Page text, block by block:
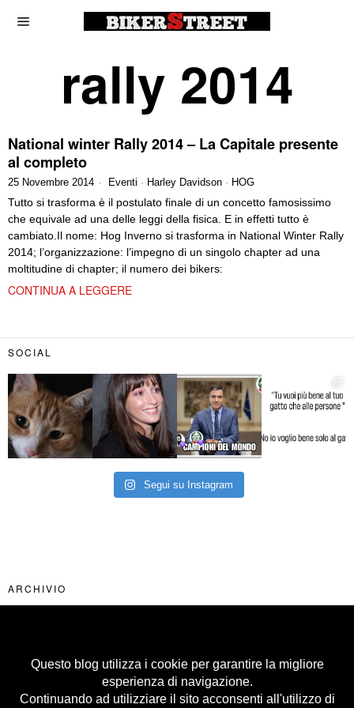
rally 2014
National winter Rally 2014 – La Capitale presente
al completo
25 Novembre 2014 Eventi · Harley Davidson · HOG
Tutto si trasforma è il postulato finale di un concetto famosissimo
che equivale ad una delle leggi della fisica. E in effetti tutto è
cambiato.Il nome: Hog Inverno si trasforma in National Winter Rally
2014; l’organizzazione: l’impegno di un singolo chapter ad una
moltitudine di chapter; il numero dei bikers:
CONTINUA A LEGGERE
SOCIAL
Segui su Instagram
ARCHIVIO